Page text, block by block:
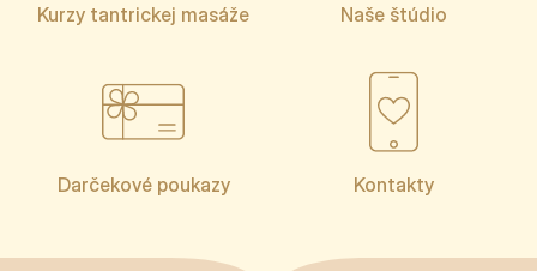
Kurzy tantrickej masáže Naše štúdio
Darčekové poukazy Kontakty